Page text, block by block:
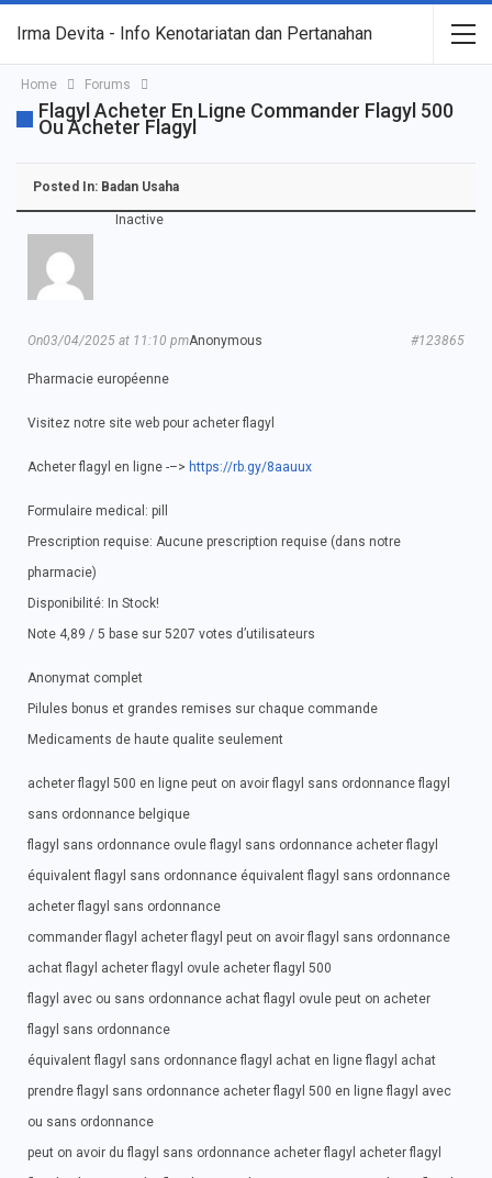
Irma Devita - Info Kenotariatan dan Pertanahan
Home Forums
Flagyl Acheter En Ligne Commander Flagyl 500
Ou Acheter Flagyl
Posted In: Badan Usaha
Inactive
Anonymous
On03/04/2025 at 11:10 pm #123865
Pharmacie européenne
Visitez notre site web pour acheter flagyl
Acheter flagyl en ligne -–> https://rb.gy/8aauux
Formulaire medical: pill
Prescription requise: Aucune prescription requise (dans notre
pharmacie)
Disponibilité: In Stock!
Note 4,89 / 5 base sur 5207 votes d’utilisateurs
Anonymat complet
Pilules bonus et grandes remises sur chaque commande
Medicaments de haute qualite seulement
acheter flagyl 500 en ligne peut on avoir flagyl sans ordonnance flagyl
sans ordonnance belgique
flagyl sans ordonnance ovule flagyl sans ordonnance acheter flagyl
équivalent flagyl sans ordonnance équivalent flagyl sans ordonnance
acheter flagyl sans ordonnance
commander flagyl acheter flagyl peut on avoir flagyl sans ordonnance
achat flagyl acheter flagyl ovule acheter flagyl 500
flagyl avec ou sans ordonnance achat flagyl ovule peut on acheter
flagyl sans ordonnance
équivalent flagyl sans ordonnance flagyl achat en ligne flagyl achat
prendre flagyl sans ordonnance acheter flagyl 500 en ligne flagyl avec
ou sans ordonnance
peut on avoir du flagyl sans ordonnance acheter flagyl acheter flagyl